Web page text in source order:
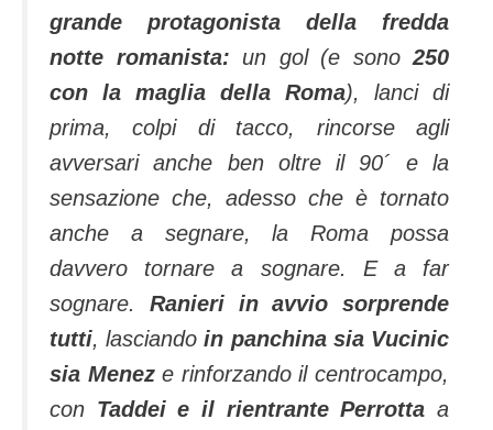
grande protagonista della fredda
notte romanista: un gol (e sono 250
con la maglia della Roma), lanci di
prima, colpi di tacco, rincorse agli
avversari anche ben oltre il 90´ e la
sensazione che, adesso che è tornato
anche a segnare, la Roma possa
davvero tornare a sognare. E a far
sognare. Ranieri in avvio sorprende
tutti, lasciando in panchina sia Vucinic
sia Meneze rinforzando il centrocampo,
con Taddei e il rientrante Perrotta a